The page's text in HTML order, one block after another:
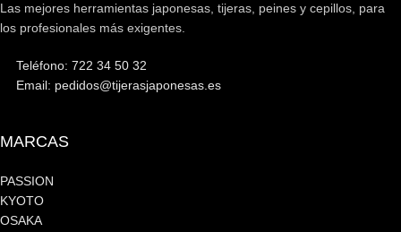
Las mejores herramientas japonesas, tijeras, peines y cepillos, para
los profesionales más exigentes.
Teléfono: 722 34 50 32
Email: pedidos@tijerasjaponesas.es
MARCAS
PASSION
KYOTO
OSAKA